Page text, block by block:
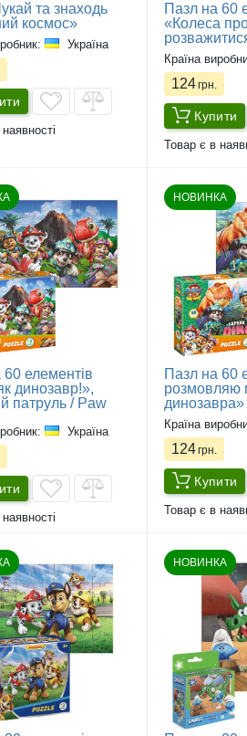
та знаходь
космос»
Україна
Пазл на 60
«Колеса
Країна
124грн.
Купити
Товар є в
елементів
динозавр!»,
патруль / Paw
Україна
НОВИНКА
Пазл на 60
розмовляю
динозавра»
Країна
124грн.
Купити
Товар є в
НОВИНКА